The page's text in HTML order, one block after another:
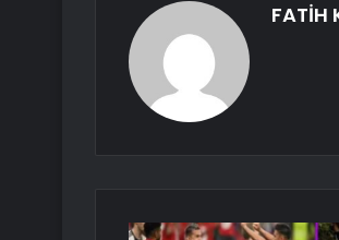
FATİH